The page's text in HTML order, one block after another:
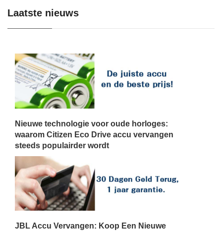
Laatste nieuws
Nieuwe technologie voor oude horloges:
waarom Citizen Eco Drive accu vervangen
steeds populairder wordt
JBL Accu Vervangen: Koop Een Nieuwe